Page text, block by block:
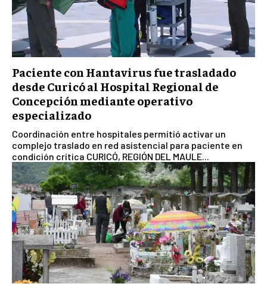
Paciente con Hantavirus fue trasladado
desde Curicó al Hospital Regional de
Concepción mediante operativo
especializado
Coordinación entre hospitales permitió activar un
complejo traslado en red asistencial para paciente en
condición crítica CURICÓ, REGIÓN DEL MAULE...